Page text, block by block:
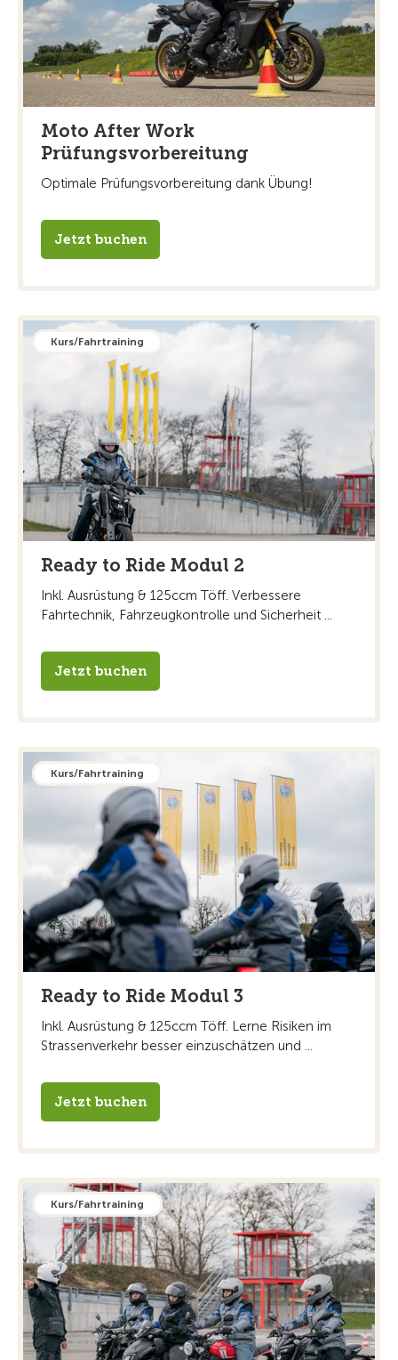
Moto After Work
Prüfungsvorbereitung
Optimale Prüfungsvorbereitung dank Übung!
Jetzt buchen
Kurs/Fahrtraining
Ready to Ride Modul 2
Inkl. Ausrüstung & 125ccm Töff. Verbessere
Fahrtechnik, Fahrzeugkontrolle und Sicherheit ...
Jetzt buchen
Kurs/Fahrtraining
Ready to Ride Modul 3
Inkl. Ausrüstung & 125ccm Töff. Lerne Risiken im
Strassenverkehr besser einzuschätzen und ...
Jetzt buchen
Kurs/Fahrtraining